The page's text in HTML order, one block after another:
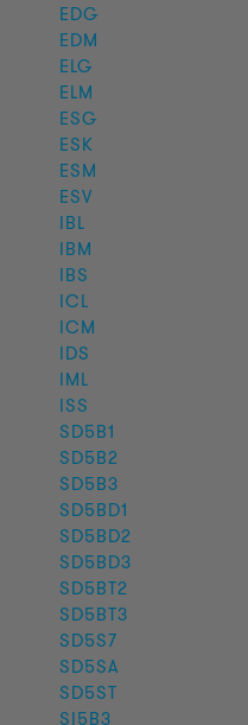
EDG
EDM
ELG
ELM
ESG
ESK
ESM
ESV
IBL
IBM
IBS
ICL
ICM
IDS
IML
ISS
SD5B1
SD5B2
SD5B3
SD5BD1
SD5BD2
SD5BD3
SD5BT2
SD5BT3
SD5S7
SD5SA
SD5ST
SI5B3